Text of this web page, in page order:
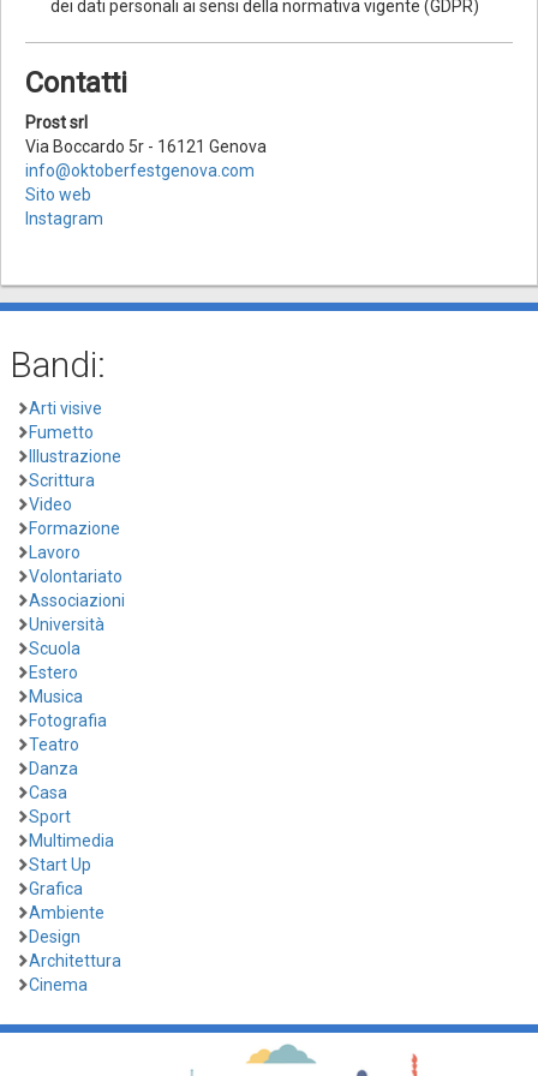
dei dati personali ai sensi della normativa vigente (GDPR)
Contatti
Prost srl
Via Boccardo 5r - 16121 Genova
info@oktoberfestgenova.com
Sito web
Instagram
Bandi:
Arti visive
Fumetto
Illustrazione
Scrittura
Video
Formazione
Lavoro
Volontariato
Associazioni
Università
Scuola
Estero
Musica
Fotografia
Teatro
Danza
Casa
Sport
Multimedia
Start Up
Grafica
Ambiente
Design
Architettura
Cinema